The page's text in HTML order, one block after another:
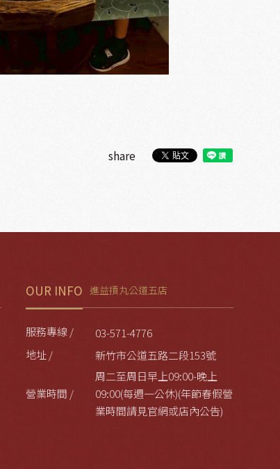
share
OUR INFO 進益摃丸公道五店
服務專線 /
03-571-4776
地址 /
新竹市公道五路二段153號
營業時間 /
周二至周日早上09:00-晚上
09:00(每週一公休)(年節春假營
業時間請見官網或店內公告)